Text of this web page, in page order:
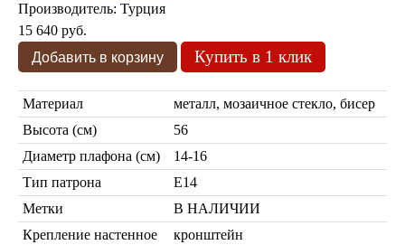
Бра из мозаики
Бра со стеклом
Настольные лампы
Марокканские Мозаичные
Производитель: Турция
15 640 руб.
Купить в 1 клик
Материал
металл, мозаичное стекло, бисер
Высота (см)
56
Диаметр плафона (см)
14-16
Тип патрона
Е14
Метки
В НАЛИЧИИ
Крепление настенное
кронштейн